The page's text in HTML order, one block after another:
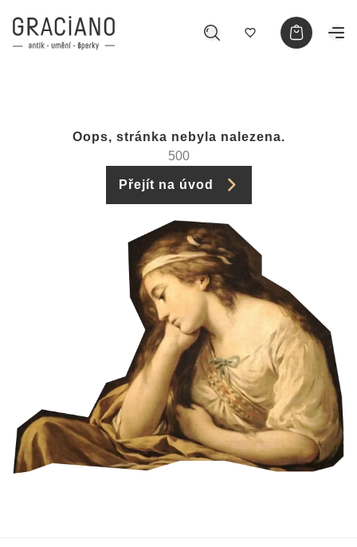
Oops, stránka nebyla nalezena.
500
Přejít na úvod